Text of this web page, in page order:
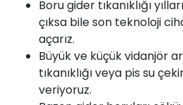
Boru gider tıkanıklığı
çıksa bile son teknoloji
açarız.
Büyük ve küçükvidanjör
tıkanıklığı veya pis su
veriyoruz.